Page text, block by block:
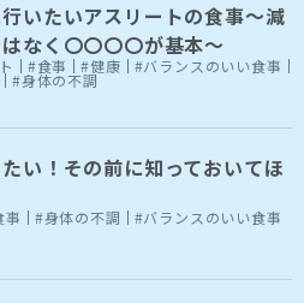
いたいアスリートの食事～減
なく〇〇〇〇が基本～
#食事 #健康 #バランスのいい食事
#身体の不調
い！その前に知っておいてほ
事 #身体の不調 #バランスのいい食事